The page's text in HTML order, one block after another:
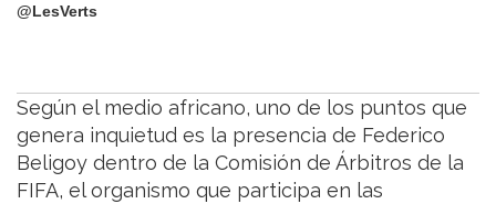
@LesVerts
Según el medio africano, uno de los puntos que
genera inquietud es la presencia de Federico
Beligoy dentro de la Comisión de Árbitros de la
FIFA, el organismo que participa en las